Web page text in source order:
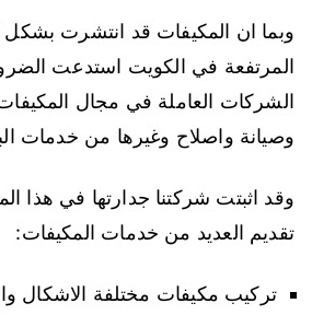
وبما ان المكيفات قد انتشرت بشكل
المرتفعة في الكويت استدعت
الشركات العاملة في مجال
وصيانة واصلاح وغيرها من خدمات
وقد اثبتت شركتنا جدارتها في هذا
تقديم العديد من خدمات المكيفات:
تركيب مكيفات مختلفة الاشكال